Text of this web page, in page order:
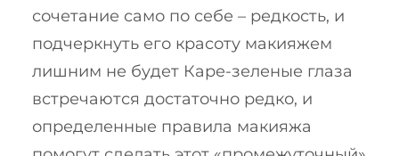
сочетание само по себе – редкость, и
подчеркнуть его красоту макияжем
лишним не будет Каре-зеленые глаза
встречаются достаточно редко, и
определенные правила макияжа